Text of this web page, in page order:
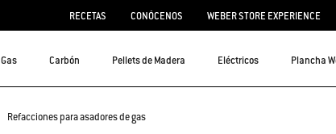
RECETAS CONÓCENOS WEBER STORE EXPERIENCE
Gas Carbón Pellets de Madera Eléctricos Plancha
Refacciones para asadores de gas